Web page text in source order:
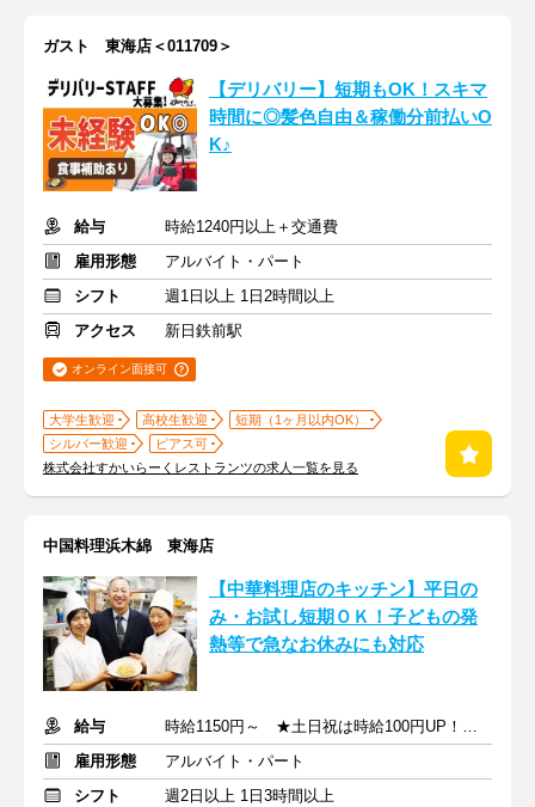
ガスト 東海店＜011709＞
【デリバリー】短期もOK！スキマ
時間に◎髪色自由＆稼働分前払いO
K♪
給与
時給1240円以上＋交通費
雇用形態
アルバイト・パート
シフト
週1日以上 1日2時間以上
アクセス
新日鉄前駅
オンライン面接可
大学生歓迎 高校生歓迎
短期（1ヶ月以内OK）
シルバー歓迎
ピアス可
株式会社すかいらーくレストランツの求人一覧を見る
中国料理浜木綿 東海店
【中華料理店のキッチン】平⽇の
み・お試し短期ＯＫ！⼦どもの発
熱等で急なお休みにも対応
給与
時給1150円～ ★土日祝は時給100円UP！ ★高校生も同時給！
雇用形態
アルバイト・パート
シフト
週2日以上 1日3時間以上